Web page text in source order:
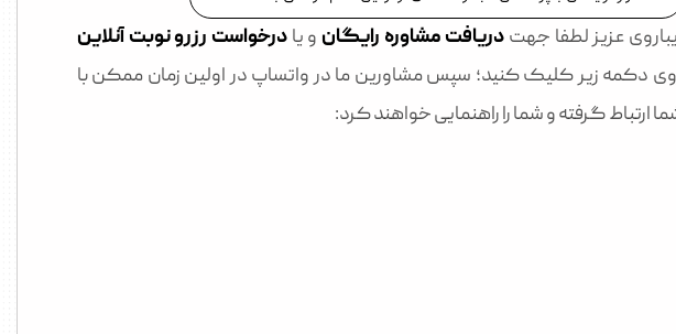
عزیز لطفا جهت دریافت مشاوره رایگان و یا درخواست رزرو نوبت آنلاین
دکمه زیر کلیک کنید؛ سپس مشاورین ما در واتساپ در اولین زمان ممکن با
ارتباط گرفته و شما را راهنمایی خواهند کرد: